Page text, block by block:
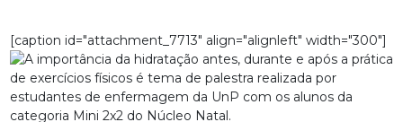
[caption id="attachment_7713" align="alignleft" width="300"]